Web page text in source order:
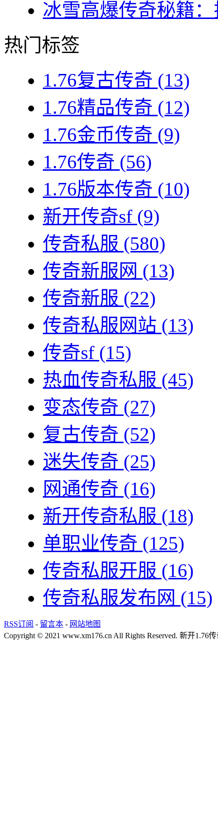
冰雪高爆传奇秘籍
热门标签
1.76复古传奇 (13)
1.76精品传奇 (12)
1.76金币传奇 (9)
1.76传奇 (56)
1.76版本传奇 (10)
新开传奇sf (9)
传奇私服 (580)
传奇新服网 (13)
传奇新服 (22)
传奇私服网站 (13)
传奇sf (15)
热血传奇私服 (45)
变态传奇 (27)
复古传奇 (52)
迷失传奇 (25)
网通传奇 (16)
新开传奇私服 (18)
单职业传奇 (125)
传奇私服开服 (16)
传奇私服发布网 (15)
RSS订阅 - 留言本 - 网站地图
Copyright © 2021 www.xm176.cn All Rights Reserved. 新开1.76